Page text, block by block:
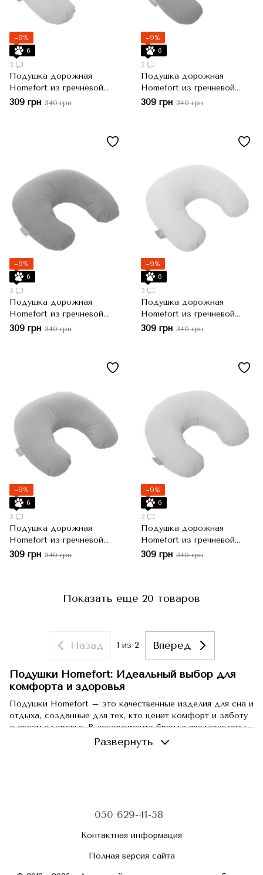
−9%
6
3
Подушка дорожная
Homefort из гречневой
шелухи 40х40 см, Голубой
309 грн 340 грн
−9%
6
3
Подушка дорожная
Homefort из гречневой
шелухи 40х40 см,
309 грн 340 грн
−9%
6
3
Подушка дорожная
Homefort из гречневой
шелухи 40х40 см,
309 грн 340 грн
−9%
6
3
Подушка дорожная
Homefort из гречневой
шелухи 40х40 см,
309 грн 340 грн
−9%
6
3
Подушка дорожная
Homefort из гречневой
шелухи 40х40 см
309 грн 340 грн
−9%
6
3
Подушка дорожная
Homefort из гречневой
шелухи 40х40 см, Розовый
309 грн 340 грн
Показать еще 20 товаров
Назад 1 из 2 Вперед
Подушки Homefort: Идеальный выбор для
комфорта и здоровья
Подушки Homefort – это качественные изделия для сна и
отдыха, созданные для тех, кто ценит комфорт и заботу
о своем здоровье. В ассортименте бренда представлены
ортопедические подушки, дорожные подушки-рогалики,
сидушки и другие модели, наполненные гречневой
Ортопедические подушки Homefort
Ортопедические подушки Homefort разработаны для
время сна, что помогает улучшить качество сна и
Развернуть
050 629-41-58
Контактная информация
Полная версия сайта